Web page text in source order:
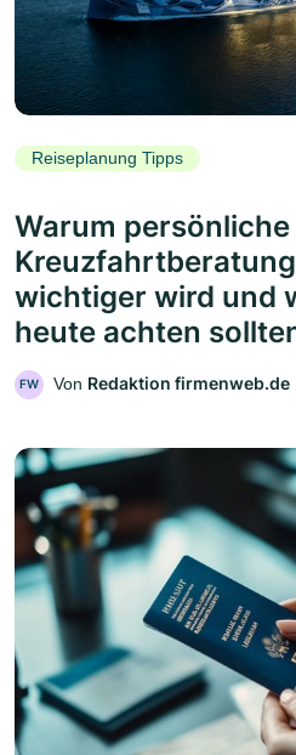
Reiseplanung Tipps
Warum persönliche
wichtiger wird und
heute achten
FW Von Redaktion firmenweb.de